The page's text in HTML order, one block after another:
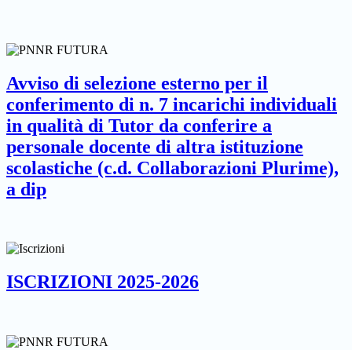
Avviso di selezione esterno per il
conferimento di n. 7 incarichi individuali
in qualità di Tutor da conferire a
personale docente di altra istituzione
scolastiche (c.d. Collaborazioni Plurime),
a dip
ISCRIZIONI 2025-2026